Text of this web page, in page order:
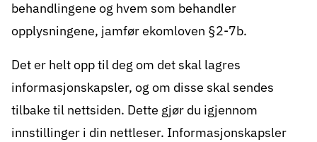
behandlingene og hvem som behandler
opplysningene, jamfør ekomloven §2-7b.
Det er helt opp til deg om det skal lagres
informasjonskapsler, og om disse skal sendes
tilbake til nettsiden. Dette gjør du igjennom
innstillinger i din nettleser. Informasjonskapsler